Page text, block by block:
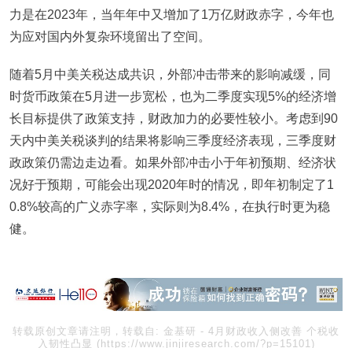
力是在2023年，当年年中又增加了1万亿财政赤字，今年也
为应对国内外复杂环境留出了空间。
随着5月中美关税达成共识，外部冲击带来的影响减缓，同
时货币政策在5月进一步宽松，也为二季度实现5%的经济增
长目标提供了政策支持，财政加力的必要性较小。考虑到90
天内中美关税谈判的结果将影响三季度经济表现，三季度财
政政策仍需边走边看。如果外部冲击小于年初预期、经济状
况好于预期，可能会出现2020年时的情况，即年初制定了1
0.8%较高的广义赤字率，实际则为8.4%，在执行时更为稳
健。
转载原创文章请注明，转载自: 金基研 - 4月财政收入侧改善 个税收
入韧性凸显 (https://www.jinjiresearch.com/?p=15101)